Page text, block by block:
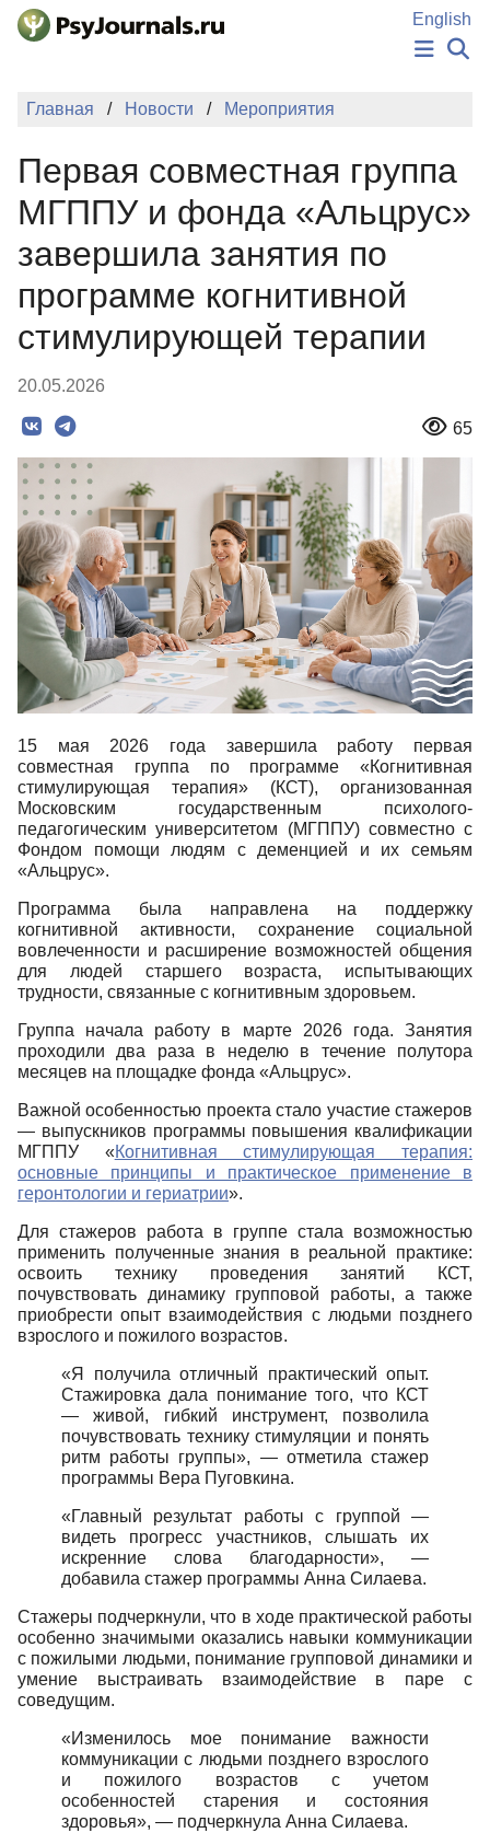
Перейти к основному содержанию
English
НОВОСТИ
ПОДАТЬ РУКОПИСЬ
БАЗА ЗНАНИЙ
КЛЮЧЕВЫЕ СЛОВА
Регистрация
Вход
Главная Новости Мероприятия
Первая совместная группа
МГППУ и фонда «Альцрус»
завершила занятия по
программе когнитивной
стимулирующей терапии
20.05.2026
65
15 мая 2026 года завершила работу первая
совместная группа по программе «Когнитивная
стимулирующая терапия» (КСТ), организованная
Московским государственным психолого-
педагогическим университетом (МГППУ) совместно с
Фондом помощи людям с деменцией и их семьям
«Альцрус».
Программа была направлена на поддержку
когнитивной активности, сохранение социальной
вовлеченности и расширение возможностей общения
для людей старшего возраста, испытывающих
трудности, связанные с когнитивным здоровьем.
Группа начала работу в марте 2026 года. Занятия
проходили два раза в неделю в течение полутора
месяцев на площадке фонда «Альцрус».
Важной особенностью проекта стало участие стажеров
— выпускников программы повышения квалификации
МГППУ «Когнитивная стимулирующая терапия:
основные принципы и практическое применение в
геронтологии и гериатрии».
Для стажеров работа в группе стала возможностью
применить полученные знания в реальной практике:
освоить технику проведения занятий КСТ,
почувствовать динамику групповой работы, а также
приобрести опыт взаимодействия с людьми позднего
взрослого и пожилого возрастов.
«Я получила отличный практический опыт.
Стажировка дала понимание того, что КСТ
— живой, гибкий инструмент, позволила
почувствовать технику стимуляции и понять
ритм работы группы», — отметила стажер
программы Вера Пуговкина.
«Главный результат работы с группой —
видеть прогресс участников, слышать их
искренние слова благодарности», —
добавила стажер программы Анна Силаева.
Стажеры подчеркнули, что в ходе практической работы
особенно значимыми оказались навыки коммуникации
с пожилыми людьми, понимание групповой динамики и
умение выстраивать взаимодействие в паре с
соведущим.
«Изменилось мое понимание важности
коммуникации с людьми позднего взрослого
и пожилого возрастов с учетом
особенностей старения и состояния
здоровья», — подчеркнула Анна Силаева.